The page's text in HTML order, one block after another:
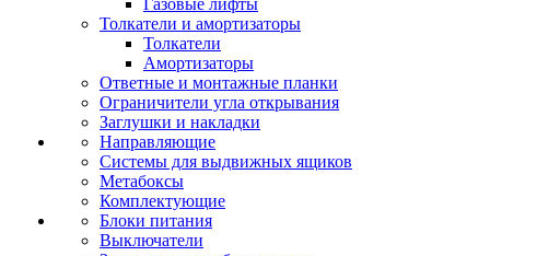
Газовые лифты
Толкатели и амортизаторы
Толкатели
Амортизаторы
Ответные и монтажные планки
Ограничители угла открывания
Заглушки и накладки
Направляющие
Системы для выдвижных ящиков
Метабоксы
Комплектующие
Блоки питания
Выключатели